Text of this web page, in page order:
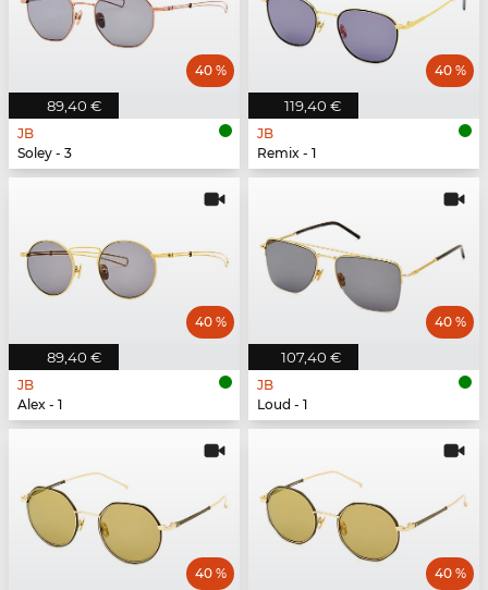
89,40 €
40 %
JB
Soley - 3
119,40 €
40 %
JB
Remix - 1
89,40 €
40 %
JB
Alex - 1
107,40 €
40 %
JB
Loud - 1
40 % 40 %